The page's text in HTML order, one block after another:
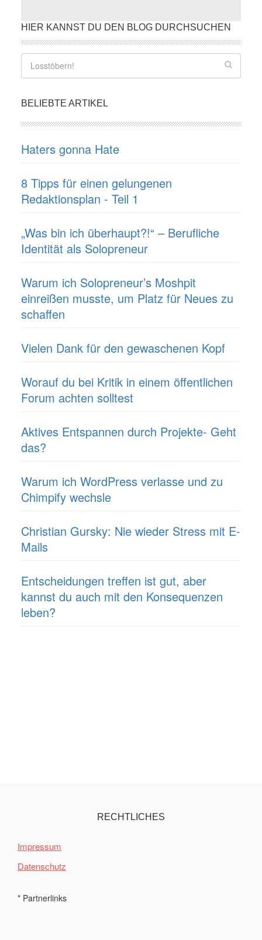
HIER KANNST DU DEN BLOG DURCHSUCHEN
BELIEBTE ARTIKEL
Haters gonna Hate
8 Tipps für einen gelungenen
Redaktionsplan - Teil 1
„Was bin ich überhaupt?!“ – Berufliche
Identität als Solopreneur
Warum ich Solopreneur’s Moshpit
einreißen musste, um Platz für Neues zu
schaffen
Vielen Dank für den gewaschenen Kopf
Worauf du bei Kritik in einem öffentlichen
Forum achten solltest
Aktives Entspannen durch Projekte- Geht
das?
Warum ich WordPress verlasse und zu
Chimpify wechsle
Christian Gursky: Nie wieder Stress mit E-
Mails
Entscheidungen treffen ist gut, aber
kannst du auch mit den Konsequenzen
leben?
RECHTLICHES
Impressum
Datenschutz
* Partnerlinks